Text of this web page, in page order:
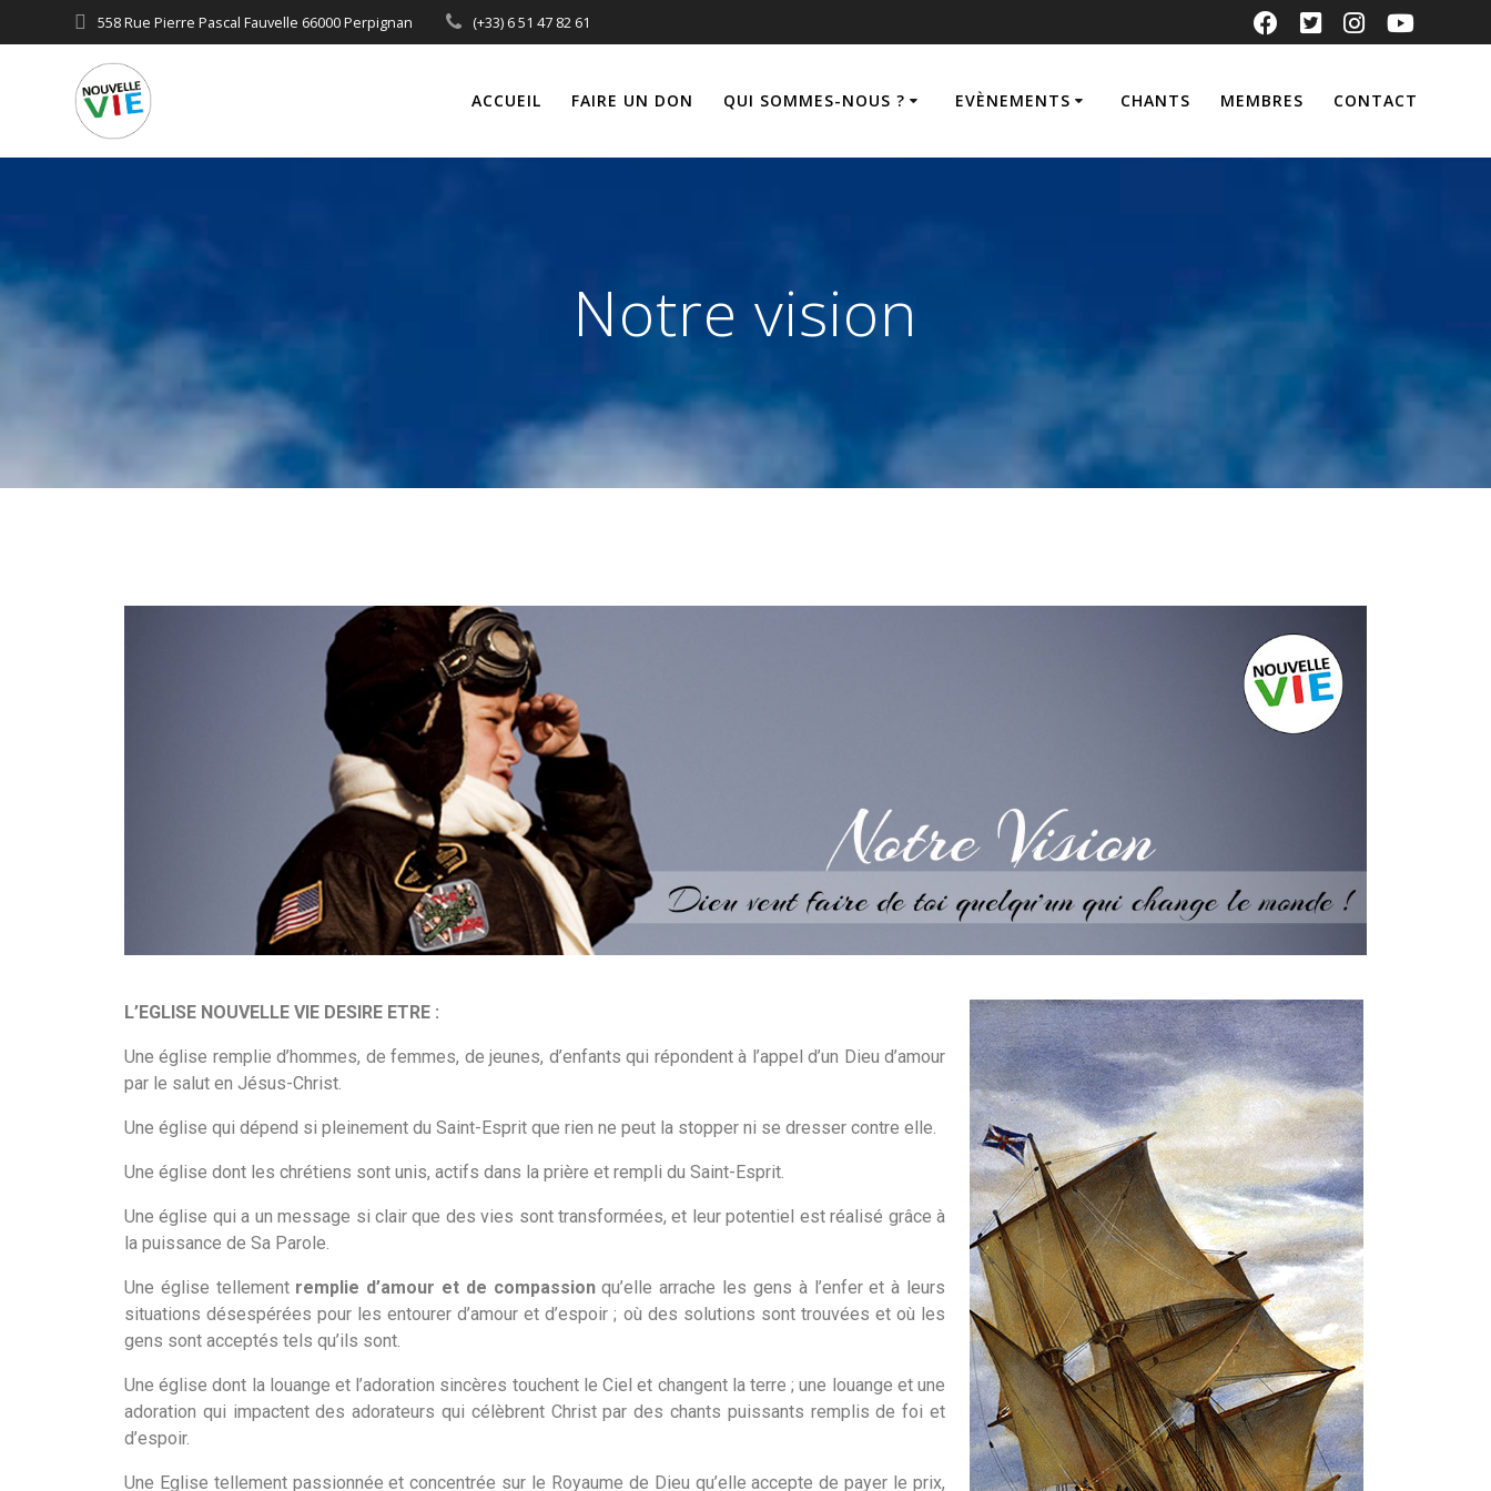
558 Rue Pierre Pascal Fauvelle 66000 Perpignan (+33) 6 51 47 82 61
ACCUEIL FAIRE UN DON QUI SOMMES-NOUS ? EVÈNEMENTS CHANTS MEMBRES CONTACT
Notre vision
L’EGLISE NOUVELLE VIE DESIRE ETRE :
Une église remplie d’hommes, de femmes, de jeunes, d’enfants qui répondent à l’appel d’un Dieu d’amour
par le salut en Jésus-Christ.
Une église qui dépend si pleinement du Saint-Esprit que rien ne peut la stopper ni se dresser contre elle.
Une église dont les chrétiens sont unis, actifs dans la prière et rempli du Saint-Esprit.
Une église qui a un message si clair que des vies sont transformées, et leur potentiel est réalisé grâce à
la puissance de Sa Parole.
Une église tellement remplie d’amour et de compassionqu’elle arrache les gens à l’enfer et à leurs
situations désespérées pour les entourer d’amour et d’espoir ; où des solutions sont trouvées et où les
gens sont acceptés tels qu’ils sont.
Une église dont la louange et l’adoration sincères touchent le Ciel et changent la terre ; une louange et une
adoration qui impactent des adorateurs qui célèbrent Christ par des chants puissants remplis de foi et
d’espoir.
Une Eglise tellement passionnée et concentrée sur le Royaume de Dieu qu’elle accepte de payer le prix,